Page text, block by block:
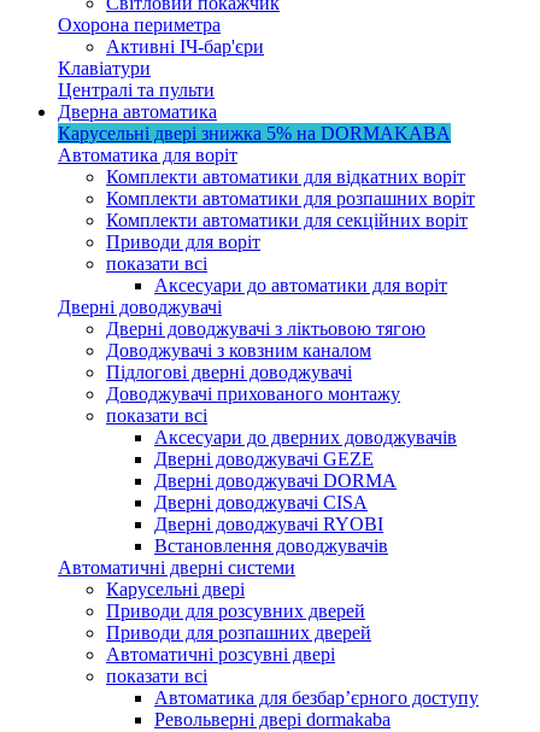
Охорона периметра
Активні ІЧ-бар'єри
Клавіатури
Централі та пульти
Дверна автоматика
Карусельні двері знижка 5% на DORMAKABA
Автоматика для воріт
Комплекти автоматики для відкатних воріт
Комплекти автоматики для розпашних воріт
Комплекти автоматики для секційних воріт
Приводи для воріт
показати всі
Аксесуари до автоматики для воріт
Дверні доводжувачі
Дверні доводжувачі з ліктьовою тягою
Доводжувачі з ковзним каналом
Підлогові дверні доводжувачі
Доводжувачі прихованого монтажу
показати всі
Аксесуари до дверних доводжувачів
Дверні доводжувачі GEZE
Дверні доводжувачі DORMA
Дверні доводжувачі CISA
Дверні доводжувачі RYOBI
Встановлення доводжувачів
Автоматичні дверні системи
Карусельні двері
Приводи для розсувних дверей
Приводи для розпашних дверей
Автоматичні розсувні двері
показати всі
Автоматика для безбар’єрного доступу
Револьверні двері dormakaba